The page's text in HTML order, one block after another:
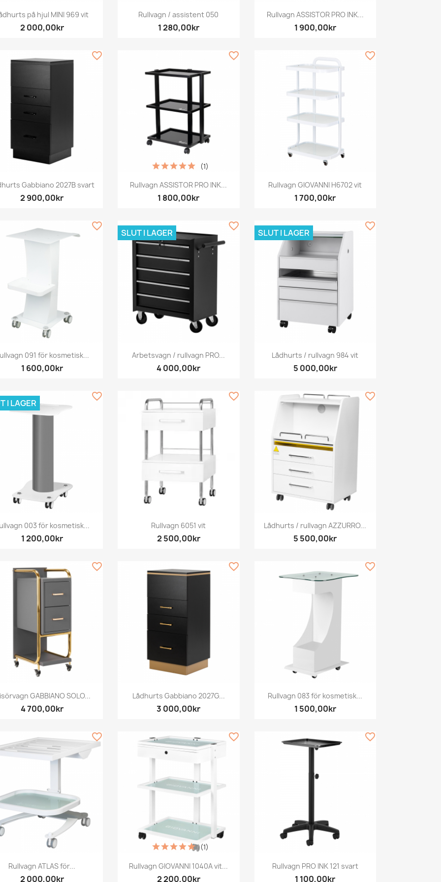
Snabbvy
på hjul MINI 969 vit
2 000,00kr
 Snabbvy
Rullvagn / assistent 050
1 280,00kr
Snabbvy
Rullvagn ASSISTOR PRO INK...
1 900,00kr
Snabbvy
Gabbiano 2027B svart
2 900,00kr
favorite_border
Snabbvy
Rullvagn ASSISTOR PRO INK...
1 800,00kr
(1)
favorite_border
Snabbvy
Rullvagn GIOVANNI H6702 vit
1 700,00kr
favorite_border
Snabbvy
091 för kosmetisk...
1 600,00kr
favorite_border
Snabbvy
Arbetsvagn / rullvagn PRO...
4 000,00kr
SLUT I LAGER
favorite_border
 Snabbvy
Lådhurts / rullvagn 984 vit
5 000,00kr
SLUT I LAGER
favorite_border
Snabbvy
003 för kosmetisk...
1 200,00kr
I LAGER
favorite_border
Snabbvy
Rullvagn 6051 vit
2 500,00kr
favorite_border
Snabbvy
Lådhurts / rullvagn AZZURRO...
5 500,00kr
favorite_border
Snabbvy
GABBIANO SOLO...
4 700,00kr
favorite_border
Snabbvy
Lådhurts Gabbiano 2027G...
3 000,00kr
favorite_border
Snabbvy
Rullvagn 083 för kosmetisk...
1 500,00kr
favorite_border
Snabbvy
Rullvagn ATLAS för...
2 000,00kr
favorite_border
Snabbvy
Rullvagn GIOVANNI 1040A vit...
2 200,00kr
(1)
favorite_border
Snabbvy
Rullvagn PRO INK 121 svart
1 100,00kr
favorite_border